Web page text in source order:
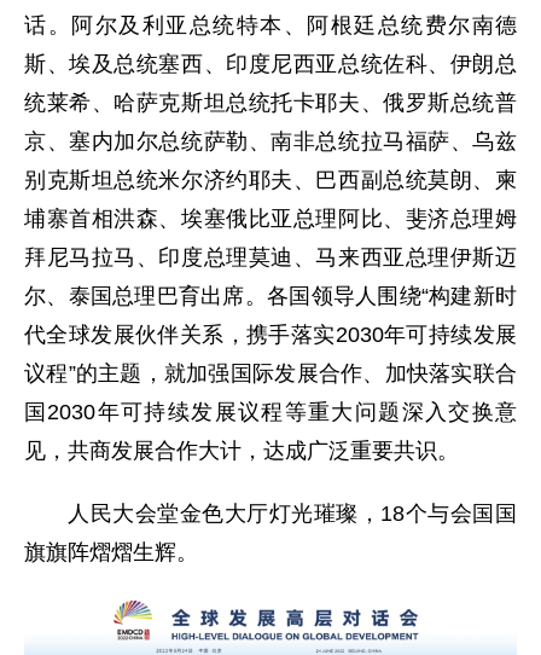
话。阿尔及利亚总统特本、阿根廷总统费尔南德
斯、埃及总统塞西、印度尼西亚总统佐科、伊朗总
统莱希、哈萨克斯坦总统托卡耶夫、俄罗斯总统普
京、塞内加尔总统萨勒、南非总统拉马福萨、乌兹
别克斯坦总统米尔济约耶夫、巴西副总统莫朗、柬
埔寨首相洪森、埃塞俄比亚总理阿比、斐济总理姆
拜尼马拉马、印度总理莫迪、马来西亚总理伊斯迈
尔、泰国总理巴育出席。各国领导人围绕“构建新时
代全球发展伙伴关系，携手落实2030年可持续发展
议程”的主题，就加强国际发展合作、加快落实联合
国2030年可持续发展议程等重大问题深入交换意
见，共商发展合作大计，达成广泛重要共识。
人民大会堂金色大厅灯光璀璨，18个与会国国
旗旗阵熠熠生辉。